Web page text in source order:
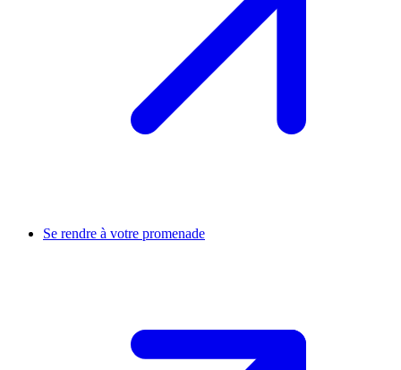
Se rendre à votre promenade